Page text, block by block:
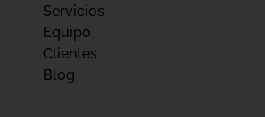
Servicios
Equipo
Clientes
Blog